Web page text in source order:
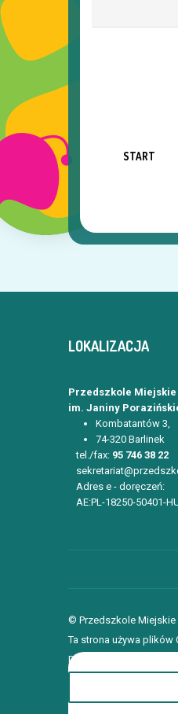
START
LOKALIZACJA
Przedszkole Miejskie
im. Janiny
Kombatantów 3,
74-320 Barlinek
tel./fax: 95 746 38 22
Adres e - doręczeń:
AE:PL-18250-50401-
© Przedszkole Miejskie
Ta strona używa plików
Dowiedz się więcej o